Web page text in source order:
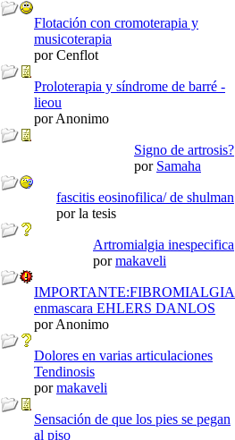
Flotación con cromoterapia y
musicoterapia
por Cenflot
Proloterapia y síndrome de barré -
lieou
por Anonimo
Signo de artrosis?
por Samaha
fascitis eosinofilica/ de shulman
por la tesis
Artromialgia inespecifica
pormakaveli
IMPORTANTE:FIBROMIALGIA
enmascara EHLERS DANLOS
por Anonimo
Dolores en varias articulaciones
Tendinosis
pormakaveli
Sensación de que los pies se pegan
al piso